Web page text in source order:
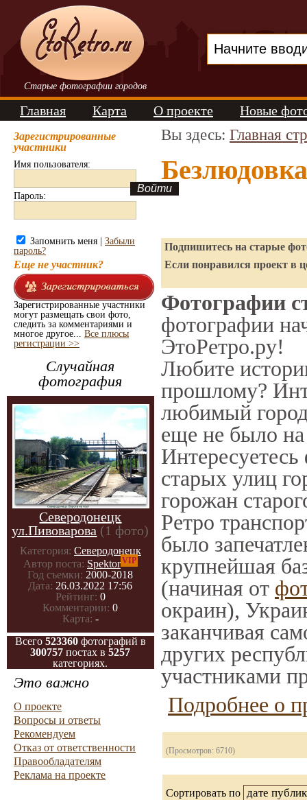
Старые фотографии городов
Главная Карта О проекте Новые
Зарегистрированные
участники
Имя пользователя:
Пароль:
Запомнить меня | Забыли
пароль?
Еще не участник?
Зарегистрированные участники
могут размещать свои фото,
следить за комментариями и
многое другое... Все плюсы
регистрации >>
Случайная
фотография
Северодонецк
ул.Пивоварова (1 фото)
Категория: Северодонецк
Автор поста: SpektorVIP
Год съемки: 2000-2018
Дата: 26.03.2022 17:56
Рейтинг: 0
Комментарии: 0
Карта: -
Всего 523360 фотографий в
300757 постах в5257
категориях.
Это важно
О проекте
Вопросы и ответы
Рекомендуем
Отказ от ответственности
Правообладателям
Реклама на проекте
Вы здесь: Главная
Подпишитесь на старые
Если понравился проект в
Фотографии
фотографии
ЭтоРетро.ру!
Любите
прошлому?
любимый
еще не было на
Интересуетесь
старых улиц
горожан
Ретро
было
крупнейшая
(начиная от
окраин),
заканчивая
других
участниками
Подробнее о
(Просмотров: 6710)
Сортировать по